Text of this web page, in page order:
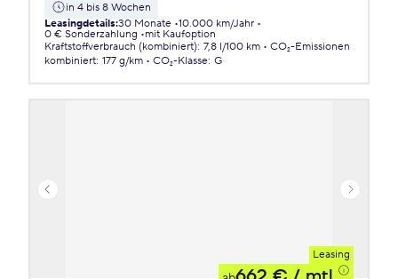
in 4 bis 8 Wochen
Leasingdetails:30 Monate 10.000 km/Jahr
0 € Sonderzahlung
mit Kaufoption
Kraftstoffverbrauch (kombiniert): 7,8 l/100 km
CO₂-Emissionen
kombiniert: 177 g/km CO₂-Klasse: G
Leasing